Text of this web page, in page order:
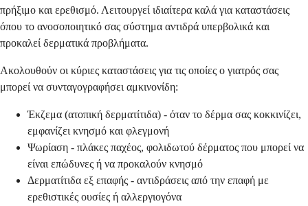
πρήξιμο και ερεθισμό. Λειτουργεί ιδιαίτερα καλά για καταστάσεις
όπου το ανοσοποιητικό σας σύστημα αντιδρά υπερβολικά και
προκαλεί δερματικά προβλήματα.
Ακολουθούν οι κύριες καταστάσεις για τις οποίες ο γιατρός σας
μπορεί να συνταγογραφήσει αμκινονίδη:
Έκζεμα (ατοπική δερματίτιδα) - όταν το δέρμα σας κοκκινίζει,
εμφανίζει κνησμό και φλεγμονή
Ψωρίαση - πλάκες παχέος, φολιδωτού δέρματος που μπορεί να
είναι επώδυνες ή να προκαλούν κνησμό
Δερματίτιδα εξ επαφής - αντιδράσεις από την επαφή με
ερεθιστικές ουσίες ή αλλεργιογόνα